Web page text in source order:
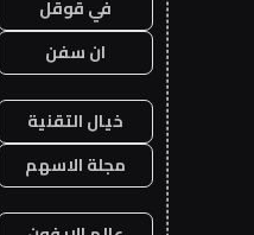
في قوقل
ان سفن
خيال التقنية
مجلة الاسهم